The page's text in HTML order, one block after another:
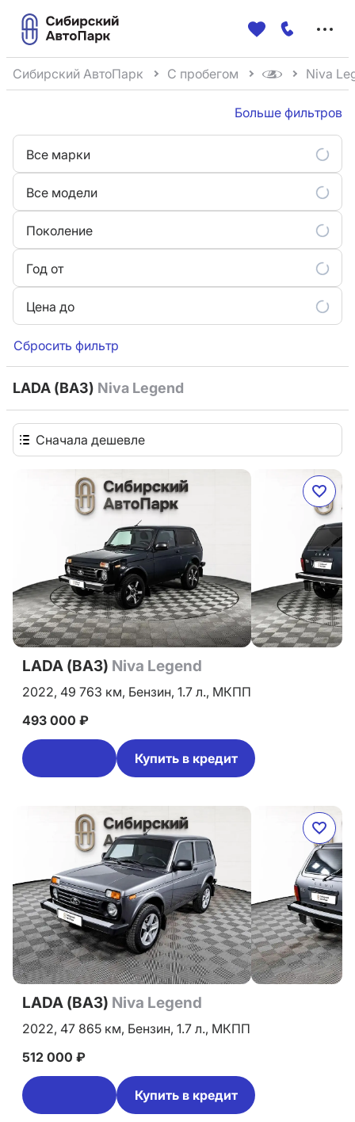
Сибирский АвтоПарк С пробегом Niva
Больше фильтров
Все марки
Все модели
Поколение
Год от
Цена до
Сбросить фильтр
LADA (ВАЗ) Niva Legend
Сначала дешевле
LADA (ВАЗ) Niva Legend
2022, 49 763 км, Бензин, 1.7 л., МКПП
493 000 ₽
Купить в кредит
LADA (ВАЗ) Niva Legend
2022, 47 865 км, Бензин, 1.7 л., МКПП
512 000 ₽
Купить в кредит